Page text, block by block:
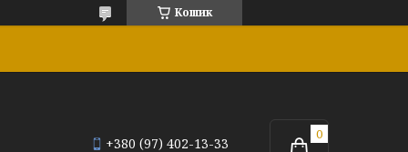
Кошик
+380 (97) 402-13-33